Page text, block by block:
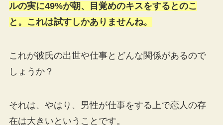
ルの実に49%が朝、目覚めのキスをするとのこ
と。これは試すしかありませんね。
これが彼氏の出世や仕事とどんな関係があるので
しょうか？
それは、やはり、男性が仕事をする上で恋人の存
在は大きいということです。